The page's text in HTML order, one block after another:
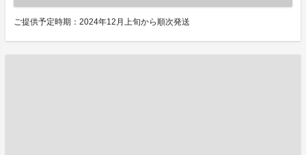
ご提供予定時期：2024年12月上旬から順次発送